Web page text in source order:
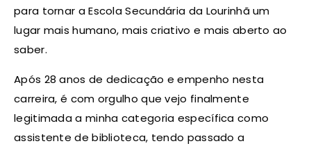
para tornar a Escola Secundária da Lourinhã um
lugar mais humano, mais criativo e mais aberto ao
saber.
Após 28 anos de dedicação e empenho nesta
carreira, é com orgulho que vejo finalmente
legitimada a minha categoria específica como
assistente de biblioteca, tendo passado a